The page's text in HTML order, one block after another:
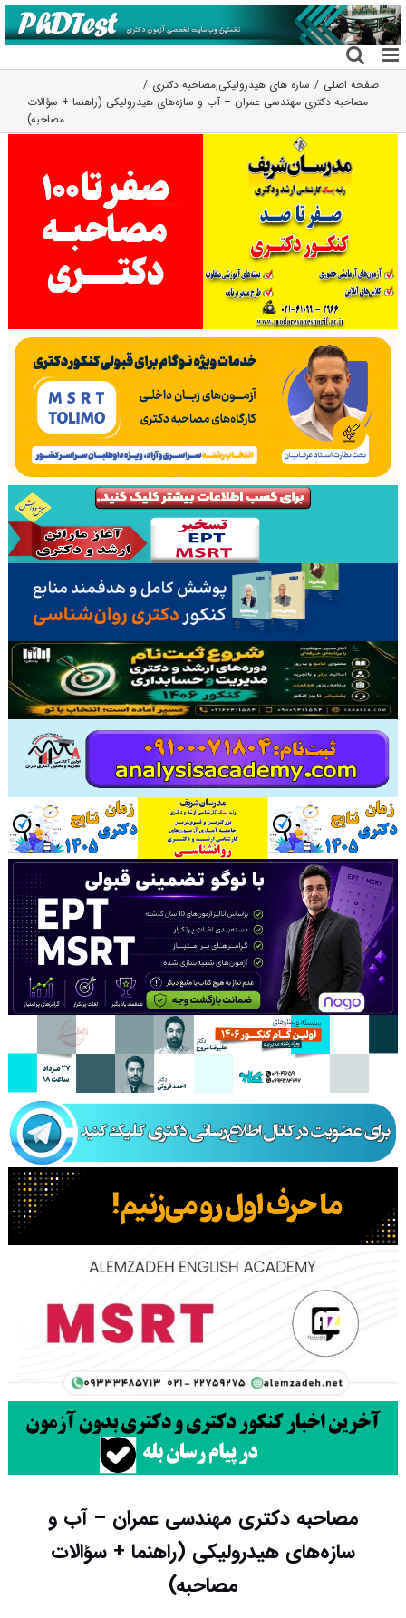
رفتن
به
محتوا
صفحه اصلی سازه های هیدرولیکی,مصاحبه دکتری
مصاحبه دکتری مهندسی عمران – آب و سازه‎‌های هیدرولیکی (راهنما + سؤالات
مصاحبه)
مصاحبه دکتری مهندسی عمران – آب و
سازه‎‌های هیدرولیکی (راهنما + سؤالات
مصاحبه)